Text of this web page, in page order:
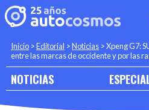
Inicio >Editorial >Noticias >Xpeng G7:
entre las marcas de occidente y por las
NOTICIAS